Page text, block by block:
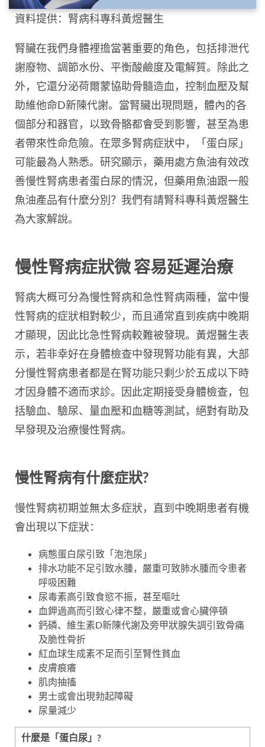
資料提供：腎病科專科黃煜醫生
腎臟在我們身體裡擔當著重要的角色，包括排泄代
謝廢物、調節水份、平衡酸鹼度及電解質。除此之
外，它還分泌荷爾蒙協助骨髓造血，控制血壓及幫
助維他命D新陳代謝。當腎臟出現問題，體內的各
個部分和器官，以致骨骼都會受到影響，甚至為患
者帶來性命危險。在眾多腎病症狀中，「蛋白尿」
可能最為人熟悉。研究顯示，藥用處方魚油有效改
善慢性腎病患者蛋白尿的情況，但藥用魚油跟一般
魚油產品有什麼分別？我們有請腎科專科黃煜醫生
為大家解說。
慢性腎病症狀微 容易延遲治療
腎病大概可分為慢性腎病和急性腎病兩種，當中慢
性腎病的症狀相對較少，而且通常直到疾病中晚期
才顯現，因此比急性腎病較難被發現。黃煜醫生表
示，若非幸好在身體檢查中發現腎功能有異，大部
分慢性腎病患者都是在腎功能只剩少於五成以下時
才因身體不適而求診。因此定期接受身體檢查，包
括驗血、驗尿、量血壓和血糖等測試，絕對有助及
早發現及治療慢性腎病。
慢性腎病有什麼症狀?
慢性腎病初期並無太多症狀，直到中晚期患者有機
會出現以下症狀：
病態蛋白尿引致「泡泡尿」
排水功能不足引致水腫，嚴重可致肺水腫而令患者
呼吸困難
尿毒素高引致食慾不振，甚至嘔吐
血鉀過高而引致心律不整，嚴重或會心臟停頓
鈣磷、維生素D新陳代謝及旁甲狀腺失調引致骨痛
及脆性骨折
紅血球生成素不足而引至腎性貧血
皮膚痕癢
肌肉抽搐
男士或會出現勃起障礙
尿量減少
什麼是「蛋白尿」?